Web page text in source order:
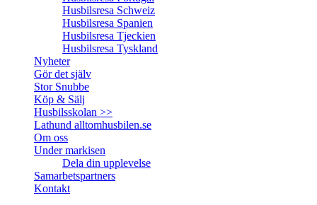
Husbilsresa Schweiz
Husbilsresa Spanien
Husbilsresa Tjeckien
Husbilsresa Tyskland
Nyheter
Gör det själv
Stor Snubbe
Köp & Sälj
Husbilsskolan >>
Lathund alltomhusbilen.se
Om oss
Under markisen
Dela din upplevelse
Samarbetspartners
Kontakt